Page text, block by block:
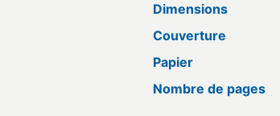
Dimensions
Couverture
Papier
Nombre de pages